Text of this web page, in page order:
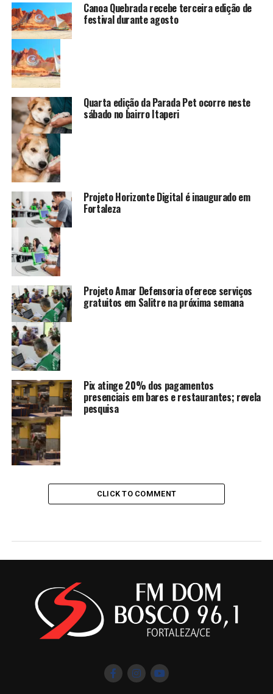
Canoa Quebrada recebe terceira edição de
festival durante agosto
Quarta edição da Parada Pet ocorre neste
sábado no bairro Itaperi
Projeto Horizonte Digital é inaugurado em
Fortaleza
Projeto Amar Defensoria oferece serviços
gratuitos em Salitre na próxima semana
Pix atinge 20% dos pagamentos
presenciais em bares e restaurantes; revela
pesquisa
CLICK TO COMMENT